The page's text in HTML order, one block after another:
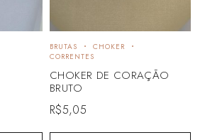
BRUTAS
CHOKER
CORRENTES
CHOKER DE CORAÇÃO
BRUTO
R$5,05